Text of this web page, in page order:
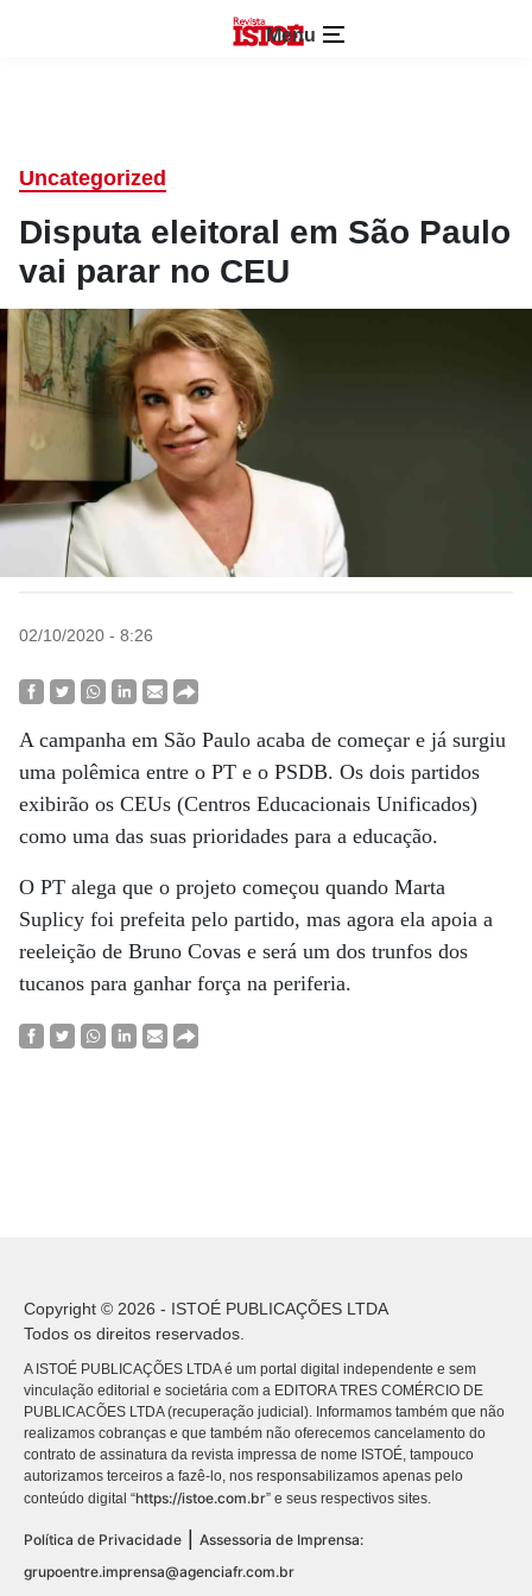
Menu
Uncategorized
Disputa eleitoral em São Paulo
vai parar no CEU
02/10/2020 - 8:26
A campanha em São Paulo acaba de começar e já surgiu
uma polêmica entre o PT e o PSDB. Os dois partidos
exibirão os CEUs (Centros Educacionais Unificados)
como uma das suas prioridades para a educação.
O PT alega que o projeto começou quando Marta
Suplicy foi prefeita pelo partido, mas agora ela apoia a
reeleição de Bruno Covas e será um dos trunfos dos
tucanos para ganhar força na periferia.
Copyright © 2026 - ISTOÉ PUBLICAÇÕES LTDA
Todos os direitos reservados.
A ISTOÉ PUBLICAÇÕES LTDA é um portal digital independente e sem
vinculação editorial e societária com a EDITORA TRES COMÉRCIO DE
PUBLICACÕES LTDA (recuperação judicial). Informamos também que não
realizamos cobranças e que também não oferecemos cancelamento do
contrato de assinatura da revista impressa de nome ISTOÉ, tampouco
autorizamos terceiros a fazê-lo, nos responsabilizamos apenas pelo
conteúdo digital “https://istoe.com.br” e seus respectivos sites.
Política de Privacidade
Assessoria de Imprensa:
grupoentre.imprensa@agenciafr.com.br